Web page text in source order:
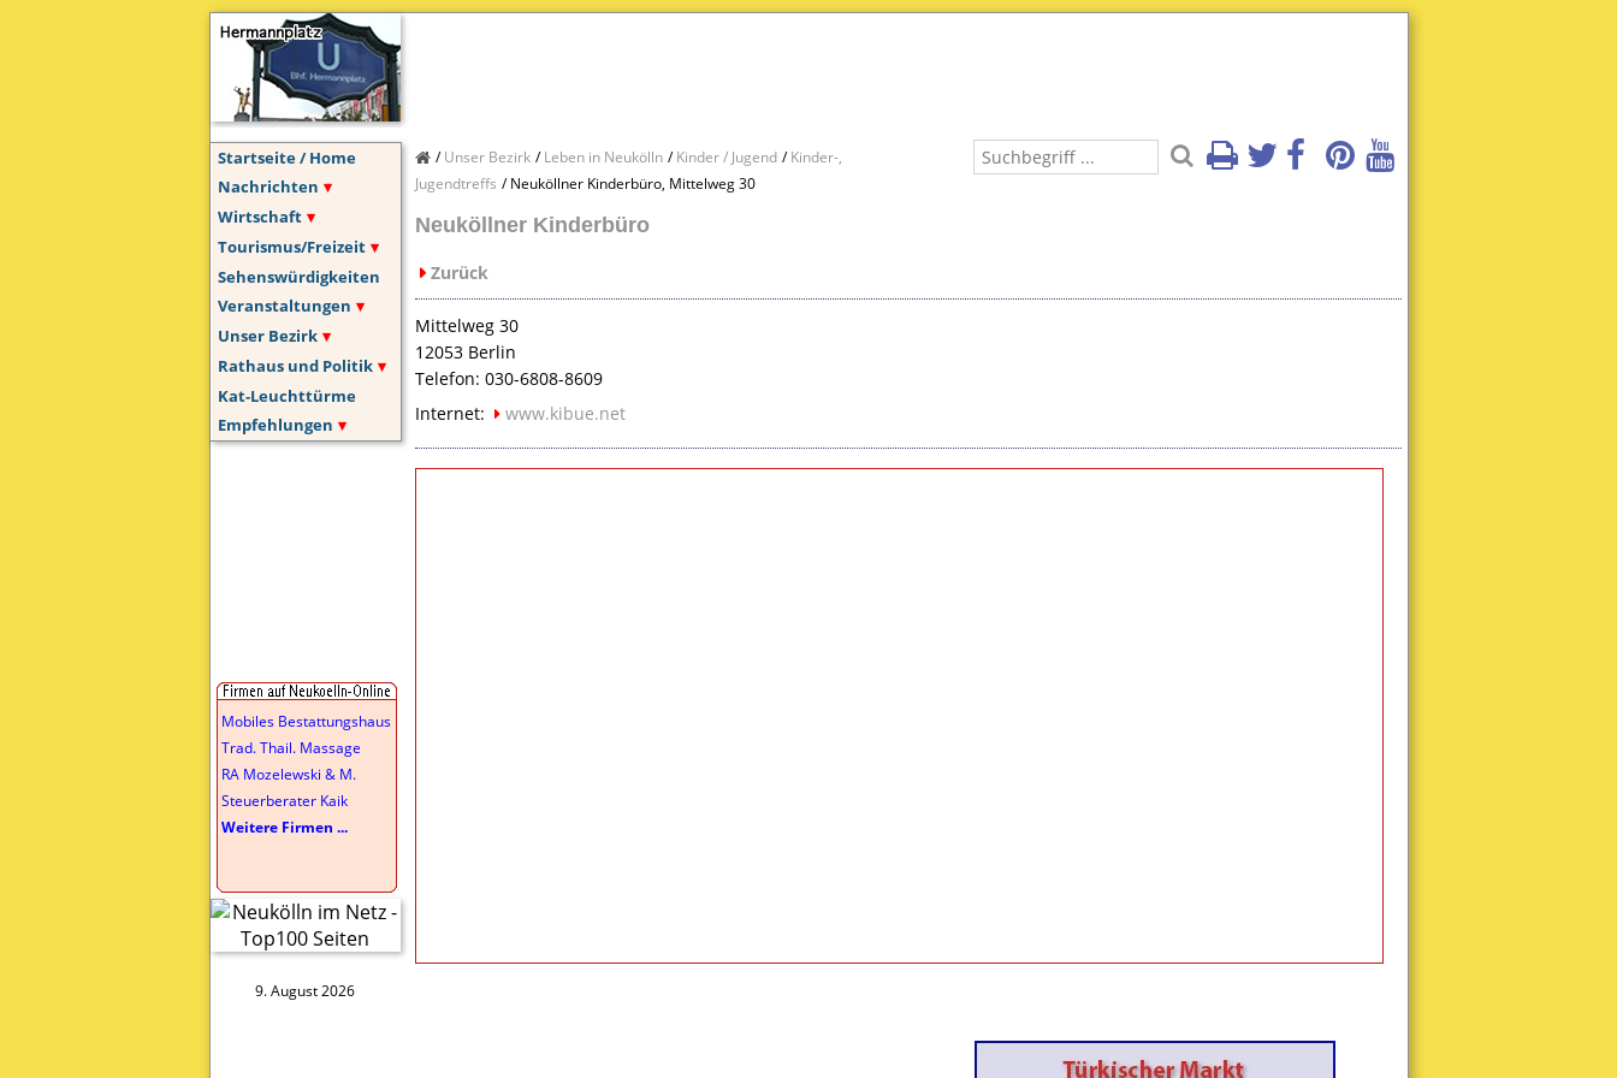
Startseite / Home
Nachrichten
Wirtschaft
Tourismus/Freizeit
Sehenswürdigkeiten
Veranstaltungen
Unser Bezirk
Rathaus und Politik
Kat-Leuchttürme
Empfehlungen
Mobiles Bestattungshaus
Trad. Thail. Massage
RA Mozelewski & M.
Steuerberater Kaik
Weitere Firmen ...
9. August 2026
Unser Bezirk Leben in Neukölln Kinder / Jugend
Kinder-,
Jugendtreffs
Neuköllner Kinderbüro, Mittelweg 30
Neuköllner Kinderbüro
Zurück
Mittelweg 30
12053 Berlin
Telefon: 030-6808-8609
Internet:
www.kibue.net